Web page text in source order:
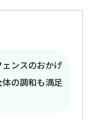
ンスのおかげ
の調和も満足